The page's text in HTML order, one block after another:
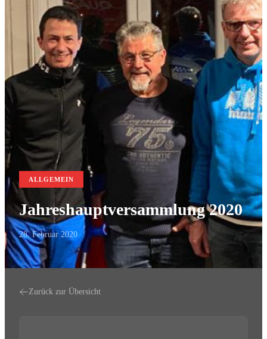
ALLGEMEIN
Jahreshauptversammlung 2020
28. Februar 2020
Zurück zur Übersicht